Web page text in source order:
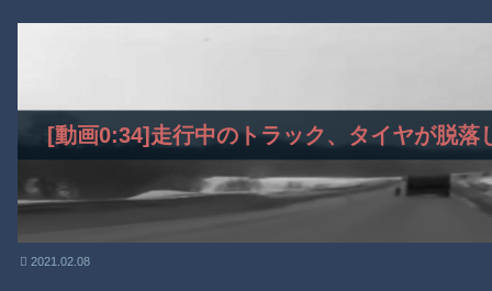
[動画0:34]走行中のトラック、タイヤが脱落
2021.02.08